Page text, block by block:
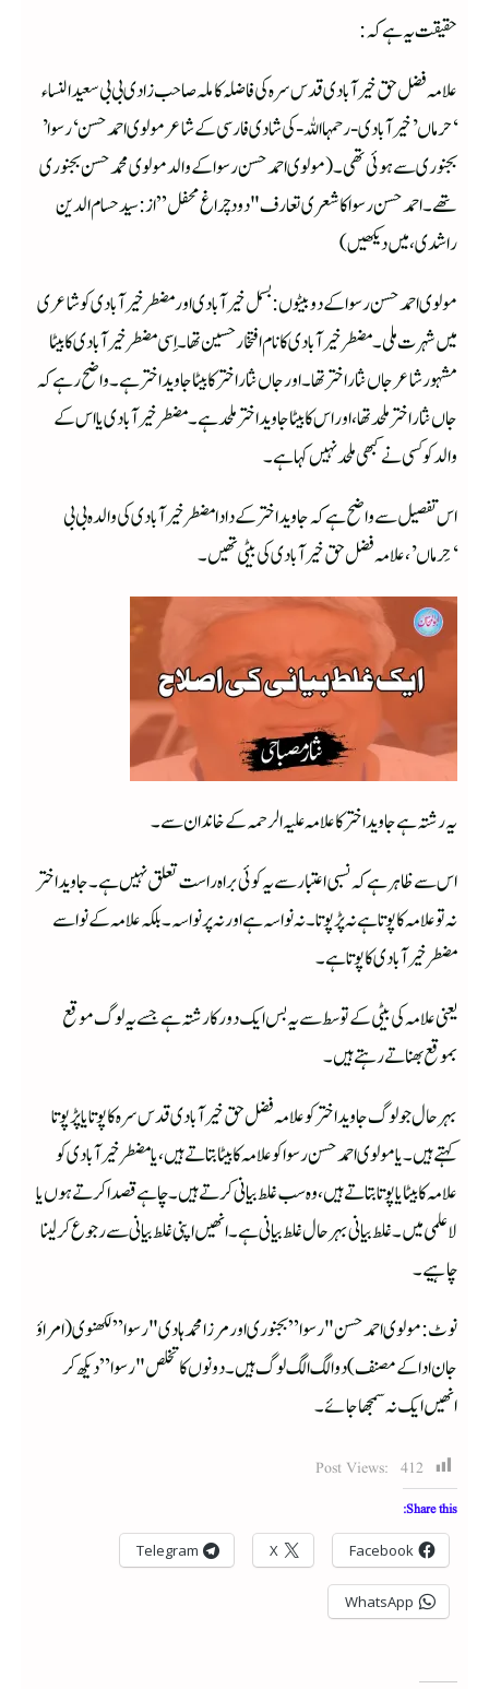
حقیقت یہ ہے کہ:
علامہ فضل حق خیر آبادی قدس سرہ کی فاضلہ کاملہ صاحب زادی بی بی سعید النساء
‘حرماں’ خیر آبادی -رحمہا اللہ- کی شادی فارسی کے شاعر مولوی احمد حسن ‘رسوا’
بجنوری سے ہوئی تھی۔(مولوی احمد حسن رسوا کے والد مولوی محمد حسن بجنوری
تھے۔ احمد حسن رسوا کا شعری تعارف "دود چراغ محفل” از: سید حسام الدین
راشدی، میں دیکھیں)
مولوی احمد حسن رسوا کے دو بیٹوں: بسمل خیر آبادی اور مضطر خیرآبادی کو شاعری
میں شہرت ملی۔ مضطر خیرآبادی کا نام افتخار حسین تھا۔ اِسی مضطر خیر آبادی کا بیٹا
مشہور شاعر جاں نثار اختر تھا۔ اور جاں نثار اختر کا بیٹا جاوید اختر ہے۔ واضح رہے کہ
جاں نثار اختر ملحد تھا، اور اس کا بیٹا جاوید اختر ملحد ہے۔ مضطر خیر آبادی یا اس کے
والد کو کسی نے کبھی ملحد نہیں کہا ہے۔
اس تفصیل سے واضح ہے کہ جاوید اختر کے دادا مضطر خیرآبادی کی والدہ بی بی
‘حِرماں’، علامہ فضل حق خیرآبادی کی بیٹی تھیں۔
یہ رشتہ ہے جاوید اختر کا علامہ علیہ الرحمہ کے خاندان سے۔
اس سے ظاہر ہے کہ نسبی اعتبار سے یہ کوئی براہ راست تعلق نہیں ہے۔ جاوید اختر
نہ تو علامہ کا پوتا ہے نہ پڑپوتا۔ نہ نواسہ ہے اور نہ پرنواسہ۔ بلکہ علامہ کے نواسے
مضطر خیرآبادی کا پوتا ہے۔
یعنی علامہ کی بیٹی کے توسط سے یہ بس ایک دور کا رشتہ ہے جسے یہ لوگ موقع
بموقع بھناتے رہتے ہیں۔
بہر حال جو لوگ جاوید اختر کو علامہ فضل حق خیرآبادی قدس سرہ کا پوتا یا پڑپوتا
کہتے ہیں۔ یا مولوی احمد حسن رسوا کو علامہ کا بیٹا بتاتے ہیں، یا مضطر خیرآبادی کو
علامہ کا بیٹا یا پوتا بتاتے ہیں، وہ سب غلط بیانی کرتے ہیں۔ چاہے قصدا کرتے ہوں یا
لاعلمی میں۔ غلط بیانی بہر حال غلط بیانی ہے۔ انھیں اپنی غلط بیانی سے رجوع کر لینا
چاہیے۔
نوٹ: مولوی احمد حسن "رسوا” بجنوری اور مرزا محمد ہادی "رسوا” لکھنوی(امراؤ
جان ادا کے مصنف) دو الگ الگ لوگ ہیں۔ دونوں کا تخلص "رسوا” دیکھ کر
انھیں ایک نہ سمجھا جائے۔
Post Views: 412
Share this:
Facebook
X
Telegram
WhatsApp